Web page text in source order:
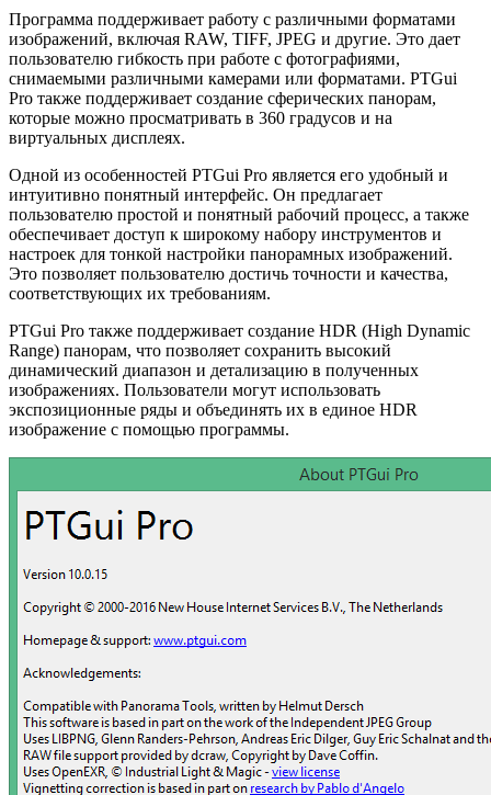
Программа поддерживает работу с различными форматами
изображений, включая RAW, TIFF, JPEG и другие. Это дает
пользователю гибкость при работе с фотографиями,
снимаемыми различными камерами или форматами. PTGui
Pro также поддерживает создание сферических панорам,
которые можно просматривать в 360 градусов и на
виртуальных дисплеях.
Одной из особенностей PTGui Pro является его удобный и
интуитивно понятный интерфейс. Он предлагает
пользователю простой и понятный рабочий процесс, а также
обеспечивает доступ к широкому набору инструментов и
настроек для тонкой настройки панорамных изображений.
Это позволяет пользователю достичь точности и качества,
соответствующих их требованиям.
PTGui Pro также поддерживает создание HDR (High Dynamic
Range) панорам, что позволяет сохранить высокий
динамический диапазон и детализацию в полученных
изображениях. Пользователи могут использовать
экспозиционные ряды и объединять их в единое HDR
изображение с помощью программы.